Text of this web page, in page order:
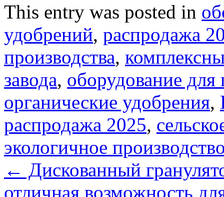
This entry was posted in
удобрений, распродажа
производства,
завода, оборудование для
органические удобрения,
распродажа 2025,
экологичное
← Дискованный
отличная возможность